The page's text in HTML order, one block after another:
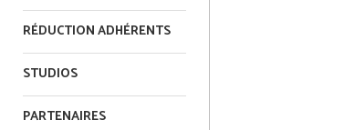
RÉDUCTION ADHÉRENTS
STUDIOS
PARTENAIRES